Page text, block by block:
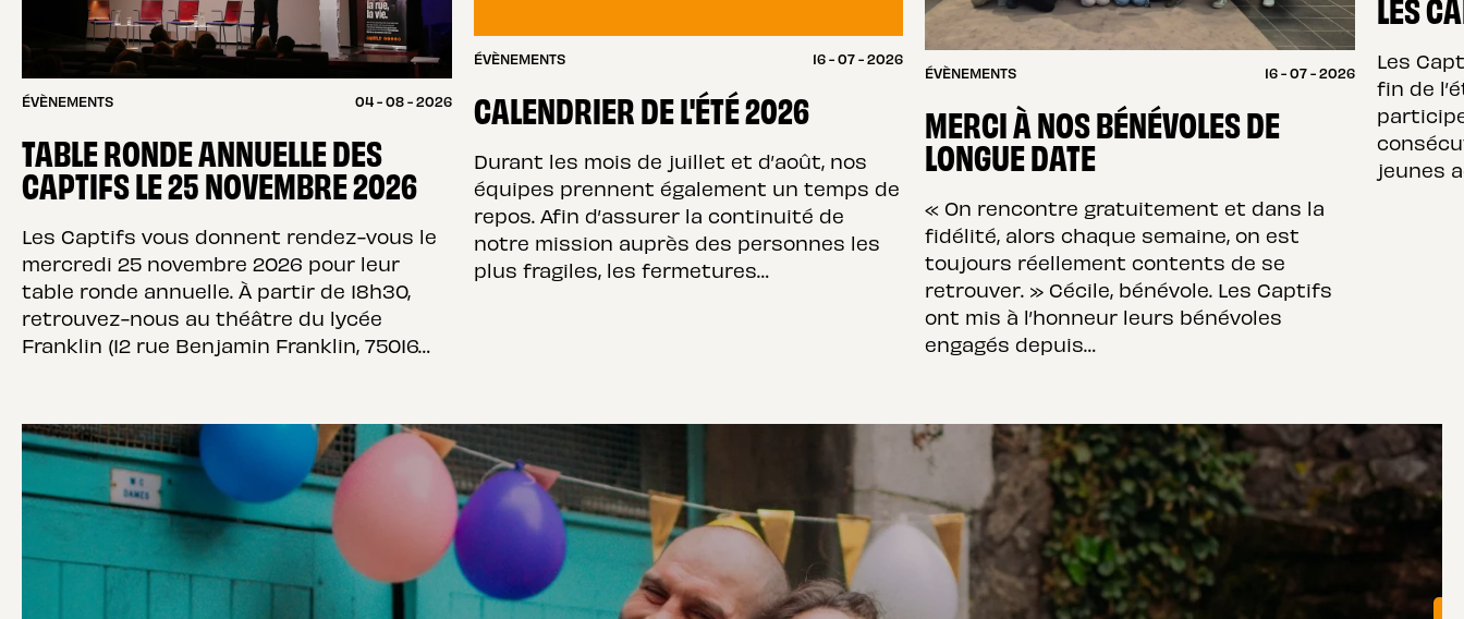
ÉVÈNEMENTS 04 - 08 - 2026
TABLE RONDE ANNUELLE DES
CAPTIFS LE 25 NOVEMBRE 2026
Les Captifs vous donnent rendez-vous le
mercredi 25 novembre 2026 pour leur
table ronde annuelle. À partir de 18h30,
retrouvez-nous au théâtre du lycée
Franklin (12 rue Benjamin Franklin, 75016…
ÉVÈNEMENTS 16 - 07 - 2026
CALENDRIER DE L'ÉTÉ 2026
Durant les mois de juillet et d’août, nos
équipes prennent également un temps de
repos. Afin d’assurer la continuité de
notre mission auprès des personnes les
plus fragiles, les fermetures…
ÉVÈNEMENTS 16 - 07 - 2026
MERCI À NOS BÉNÉVOLES DE
LONGUE DATE
« On rencontre gratuitement et dans la
fidélité, alors chaque semaine, on est
toujours réellement contents de se
retrouver. » Cécile, bénévole. Les Captifs
ont mis à l’honneur leurs bénévoles
engagés depuis…
LES
Les
fin de
jeunes